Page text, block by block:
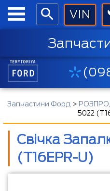
Запчастини Форд >
5022
Свічка
(T16EPR-U)